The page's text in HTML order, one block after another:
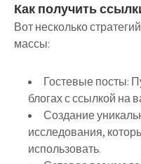
Как получить
Вот несколько
массы:
Гостевые посты:
блогах с ссылкой на
Создание
исследования,
использовать.